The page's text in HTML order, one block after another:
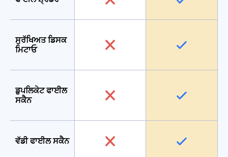
ਸੁਰੱਖਿਅਤ ਡਿਸਕ
ਮਿਟਾਓ
ਡੁਪਲਿਕੇਟ ਫਾਈਲ
ਸਕੈਨ
ਵੱਡੀ ਫਾਈਲ ਸਕੈਨ